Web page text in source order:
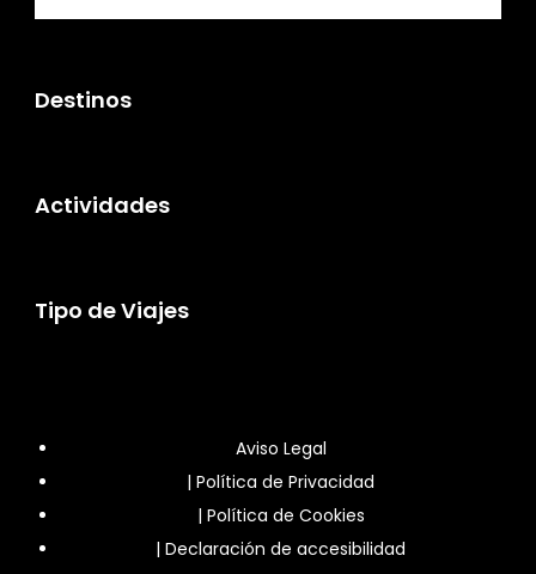
Destinos
Actividades
Tipo de Viajes
Aviso Legal
| Política de Privacidad
| Política de Cookies
| Declaración de accesibilidad